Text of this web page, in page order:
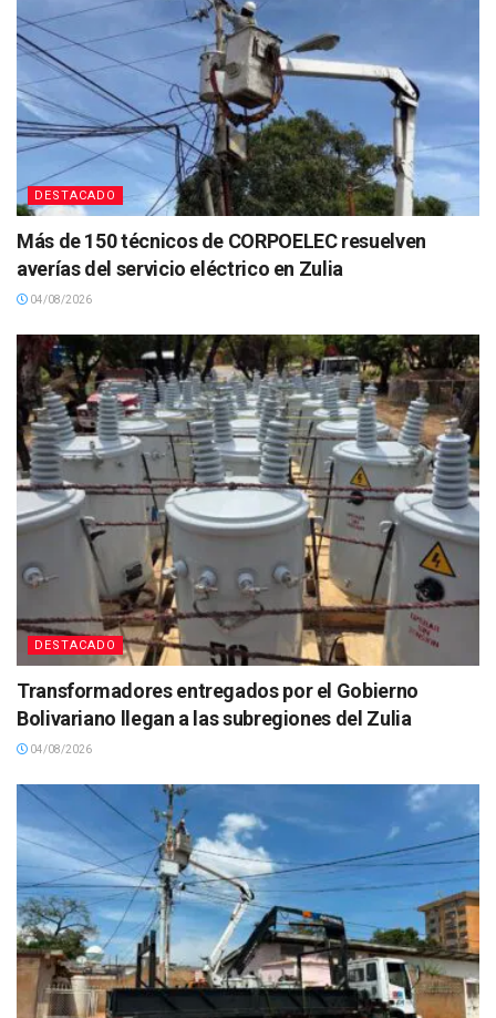
DESTACADO
Más de 150 técnicos de CORPOELEC resuelven
averías del servicio eléctrico en Zulia
04/08/2026
DESTACADO
Transformadores entregados por el Gobierno
Bolivariano llegan a las subregiones del Zulia
04/08/2026